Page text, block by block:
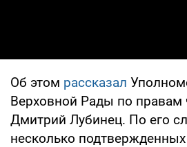
Об этом рассказал
Верховной Рады по правам
Дмитрий Лубинец. По его
несколько подтвержденных